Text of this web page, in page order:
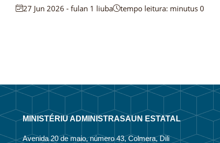
27 Jun 2026 - fulan 1 liuba tempo leitura: minutus 0
MINISTÉRIU ADMINISTRASAUN ESTATAL
Avenida 20 de maio, número 43, Colmera, Dili